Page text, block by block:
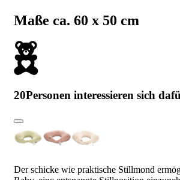
Maße ca. 60 x 50 cm
20Personen interessieren sich
Der schicke wie praktische Stillmond